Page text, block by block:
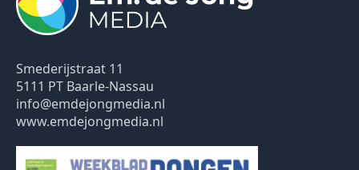
Smederijstraat 11
5111 PT Baarle-Nassau
info@emdejongmedia.nl
www.emdejongmedia.nl